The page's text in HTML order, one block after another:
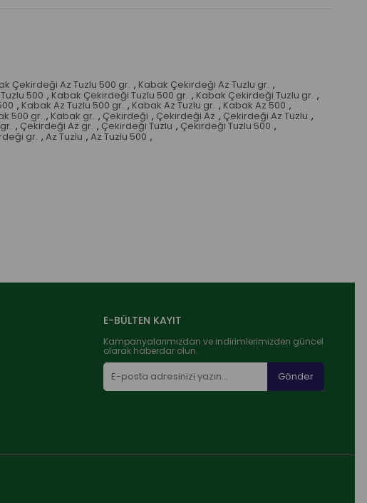
Çekirdeği Az Tuzlu 500 gr. , Kabak Çekirdeği Az Tuzlu gr. ,
500 , Kabak Çekirdeği Tuzlu 500 gr. , Kabak Çekirdeği Tuzlu gr. ,
, Kabak Az Tuzlu 500 gr. , Kabak Az Tuzlu gr. , Kabak Az 500 ,
500 gr. , Kabak gr. , Çekirdeği , Çekirdeği Az , Çekirdeği Az Tuzlu ,
, Çekirdeği Az gr. , Çekirdeği Tuzlu , Çekirdeği Tuzlu 500 ,
gr. , Az Tuzlu , Az Tuzlu 500 ,
E-BÜLTEN KAYIT
Kampanyalarımızdan ve indirimlerimizden güncel
olarak haberdar olun.
Gönder